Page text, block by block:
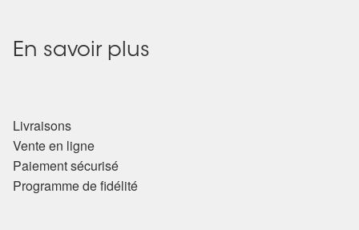
En savoir plus
Livraisons
Vente en ligne
Paiement sécurisé
Programme de fidélité